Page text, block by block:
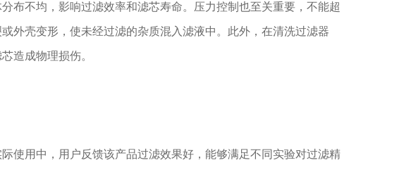
布不均，影响过滤效率和滤芯寿命。压力控制也至关重要，不能超
外壳变形，使未经过滤的杂质混入滤液中。此外，在清洗过滤器
造成物理损伤。
用中，用户反馈该产品过滤效果好，能够满足不同实验对过滤精